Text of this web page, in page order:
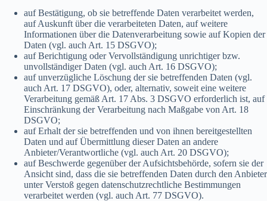
auf Bestätigung, ob sie betreffende Daten verarbeitet werden,
auf Auskunft über die verarbeiteten Daten, auf weitere
Informationen über die Datenverarbeitung sowie auf Kopien der
Daten (vgl. auch Art. 15 DSGVO);
auf Berichtigung oder Vervollständigung unrichtiger bzw.
unvollständiger Daten (vgl. auch Art. 16 DSGVO);
auf unverzügliche Löschung der sie betreffenden Daten (vgl.
auch Art. 17 DSGVO), oder, alternativ, soweit eine weitere
Verarbeitung gemäß Art. 17 Abs. 3 DSGVO erforderlich ist, auf
Einschränkung der Verarbeitung nach Maßgabe von Art. 18
DSGVO;
auf Erhalt der sie betreffenden und von ihnen bereitgestellten
Daten und auf Übermittlung dieser Daten an andere
Anbieter/Verantwortliche (vgl. auch Art. 20 DSGVO);
auf Beschwerde gegenüber der Aufsichtsbehörde, sofern sie der
Ansicht sind, dass die sie betreffenden Daten durch den Anbieter
unter Verstoß gegen datenschutzrechtliche Bestimmungen
verarbeitet werden (vgl. auch Art. 77 DSGVO).